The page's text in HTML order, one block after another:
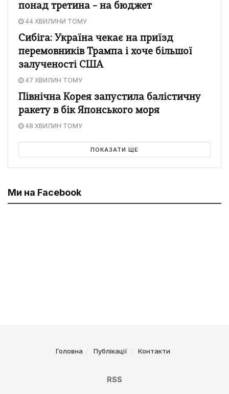
понад третина – на бюджет
44 ХВИЛИНИ ТОМУ
Сибіга: Україна чекає на приїзд
перемовників Трампа і хоче більшої
залученості США
47 ХВИЛИН ТОМУ
Північна Корея запустила балістичну
ракету в бік Японського моря
48 ХВИЛИН ТОМУ
ПОКАЗАТИ ЩЕ
Ми на Facebook
Головна Публікації Контакти
RSS